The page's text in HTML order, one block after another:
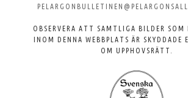
OBSERVERA ATT SAMTLIGA BILDER SOM
INOM DENNA WEBBPLATS ÄR SKYDDADE
OM UPPHOVSRÄTT.